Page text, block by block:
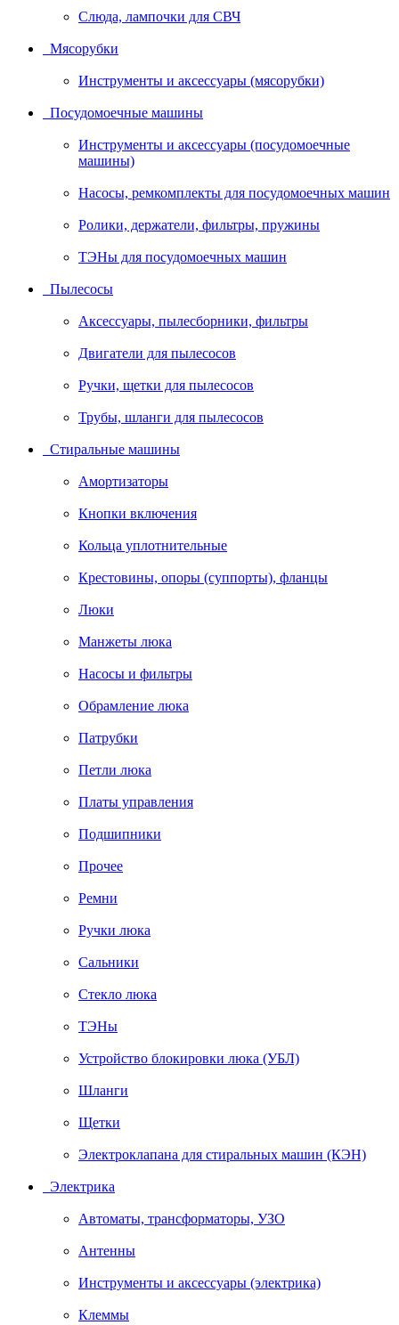
Слюда, лампочки для СВЧ
Мясорубки
Инструменты и аксессуары (мясорубки)
Посудомоечные машины
Инструменты и аксессуары (посудомоечные
машины)
Насосы, ремкомплекты для посудомоечных машин
Ролики, держатели, фильтры, пружины
ТЭНы для посудомоечных машин
Пылесосы
Аксессуары, пылесборники, фильтры
Двигатели для пылесосов
Ручки, щетки для пылесосов
Трубы, шланги для пылесосов
Стиральные машины
Амортизаторы
Кнопки включения
Кольца уплотнительные
Крестовины, опоры (суппорты), фланцы
Люки
Манжеты люка
Насосы и фильтры
Обрамление люка
Патрубки
Петли люка
Платы управления
Подшипники
Прочее
Ремни
Ручки люка
Сальники
Стекло люка
ТЭНы
Устройство блокировки люка (УБЛ)
Шланги
Щетки
Электроклапана для стиральных машин (КЭН)
Электрика
Автоматы, трансформаторы, УЗО
Антенны
Инструменты и аксессуары (электрика)
Клеммы